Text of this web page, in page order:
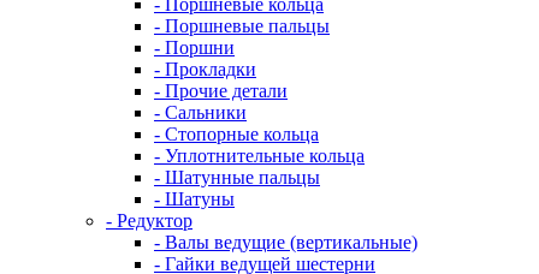
- Поршневые пальцы
- Поршни
- Прокладки
- Прочие детали
- Сальники
- Стопорные кольца
- Уплотнительные кольца
- Шатунные пальцы
- Шатуны
- Редуктор
- Валы ведущие (вертикальные)
- Гайки ведущей шестерни